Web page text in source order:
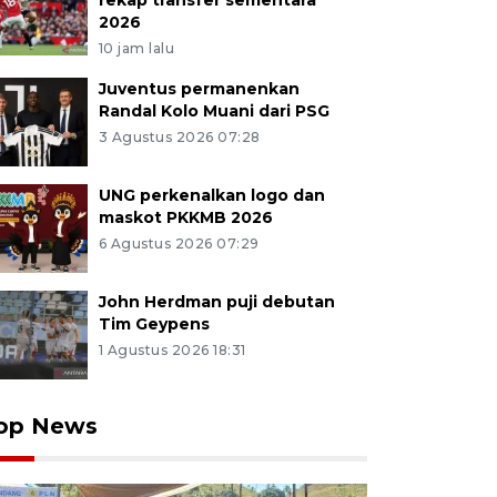
2026
10 jam lalu
Juventus permanenkan
Randal Kolo Muani dari PSG
3 Agustus 2026 07:28
UNG perkenalkan logo dan
maskot PKKMB 2026
6 Agustus 2026 07:29
John Herdman puji debutan
Tim Geypens
1 Agustus 2026 18:31
News